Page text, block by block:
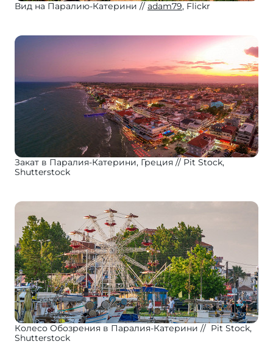
Вид на Паралию-Катерини adam79, Flickr
Закат в Паралия-Катерини, Греция
Pit Stock,
Shutterstock
Колесо Обозрения в Паралия-Катерини
Pit Stock,
Shutterstock